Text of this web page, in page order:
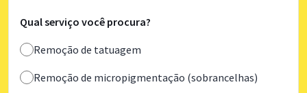
Qual serviço você procura?
Remoção de tatuagem
Remoção de micropigmentação (sobrancelhas)